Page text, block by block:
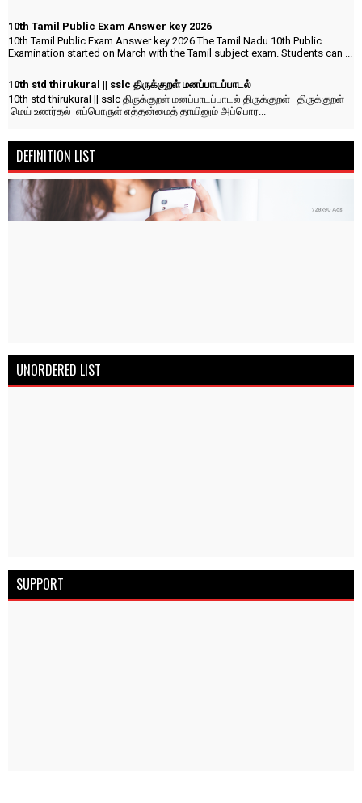
10th Tamil Public Exam Answer key 2026
10th Tamil Public Exam Answer key 2026 The Tamil Nadu 10th Public
Examination started on March with the Tamil subject exam. Students can ...
10th std thirukural || sslc திருக்குறள் மனப்பாடப்பாடல்
10th std thirukural || sslc திருக்குறள் மனப்பாடப்பாடல் திருக்குறள் திருக்குறள்
மெய் உணர்தல் எப்பொருள் எத்தன்மைத் தாயினும் அப்பொர...
DEFINITION LIST
UNORDERED LIST
SUPPORT